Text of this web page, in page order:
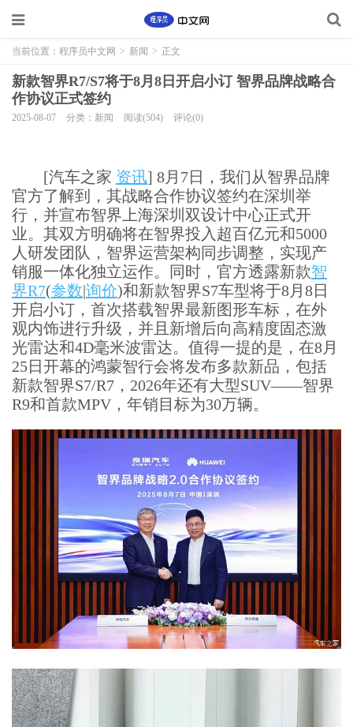
当前位置： 程序员中文网 > 新闻 > 正文
新款智界R7/S7将于8月8日开启小订 智界品牌战略合
作协议正式签约
2025-08-07 分类：新闻 阅读(504) 评论(0)
[汽车之家 资讯] 8月7日，我们从智界品牌
官方了解到，其战略合作协议签约在深圳举
行，并宣布智界上海深圳双设计中心正式开
业。其双方明确将在智界投入超百亿元和5000
人研发团队，智界运营架构同步调整，实现产
销服一体化独立运作。同时，官方透露新款智
界R7(参数|询价)和新款智界S7车型将于8月8日
开启小订，首次搭载智界最新图形车标，在外
观内饰进行升级，并且新增后向高精度固态激
光雷达和4D毫米波雷达。值得一提的是，在8月
25日开幕的鸿蒙智行会将发布多款新品，包括
新款智界S7/R7，2026年还有大型SUV——智界
R9和首款MPV，年销目标为30万辆。